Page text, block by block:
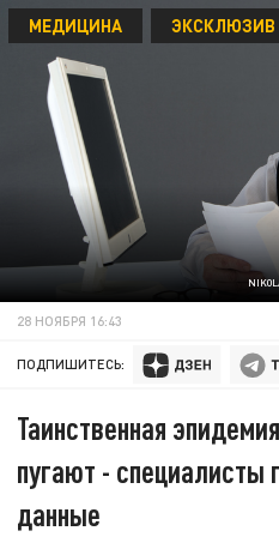
МЕДИЦИНА ЭКСКЛЮЗИВ
28 НОЯБРЯ 16:43
ПОДПИШИТЕСЬ:
Таинственная
пугают - специалисты
данные